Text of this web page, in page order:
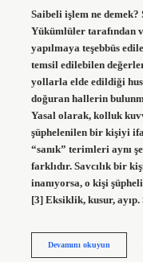
Saibeli işlem ne demek?
Yükümlüler tarafından
yapılmaya teşebbüs
temsil edilebilen
yollarla elde edildiği
doğuran hallerin
Yasal olarak, kolluk
şüphelenilen bir kişiyi
“sanık” terimleri aynı
farklıdır. Savcılık bir
inanıyorsa, o kişi
[3] Eksiklik, kusur,
Devamını okuyunSaibesiz